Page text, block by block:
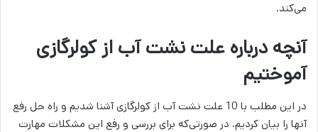
می‌کند.
آنچه درباره علت نشت آب از کولرگازی
آموختیم
در این مطلب با 10 علت نشت آب از کولرگازی آشنا شدیم و راه حل‌ رفع
آنها را بیان کردیم. در صورتی‌که برای بررسی و رفع این مشکلات مهارت